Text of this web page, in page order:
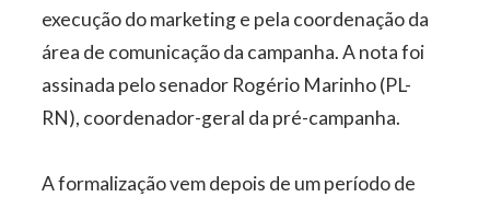
execução do marketing e pela coordenação da
área de comunicação da campanha. A nota foi
assinada pelo senador Rogério Marinho (PL-
RN), coordenador-geral da pré-campanha.
A formalização vem depois de um período de